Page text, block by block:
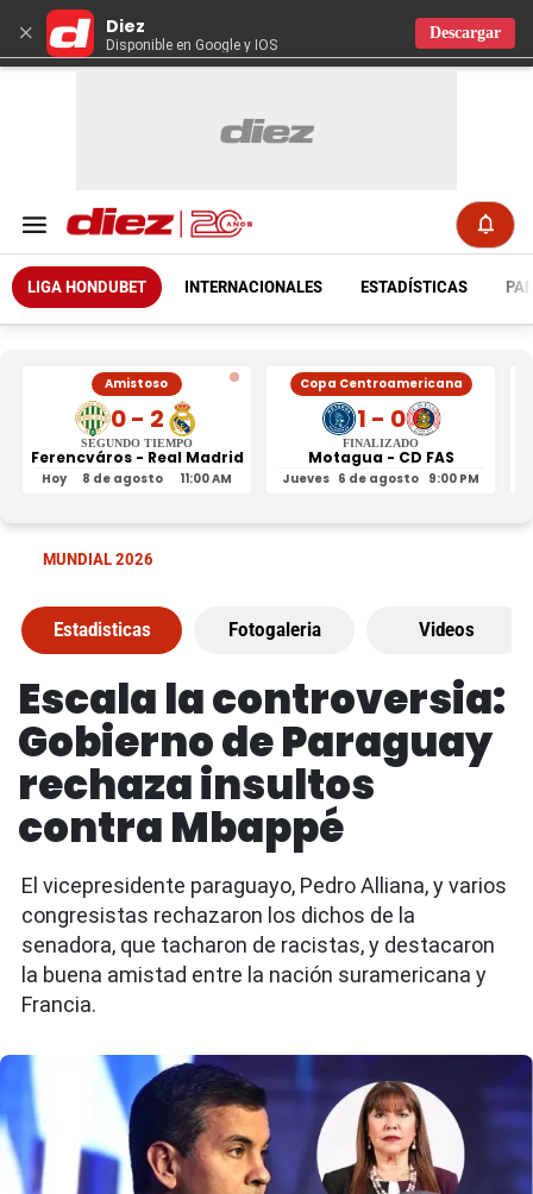
× Diez
Disponible en Google y IOS
Descargar
LIGA HONDUBET INTERNACIONALES ESTADÍSTICAS
Amistoso
0 - 2
SEGUNDO TIEMPO
Ferencváros - Real Madrid
Hoy 8 de agosto 11:00 AM
Copa Centroamericana
1 - 0
FINALIZADO
Motagua - CD FAS
Jueves 6 de agosto 9:00 PM
MUNDIAL 2026
Estadisticas Fotogaleria Videos
Escala la controversia:
Gobierno de Paraguay
rechaza insultos
contra Mbappé
El vicepresidente paraguayo, Pedro Alliana, y varios
congresistas rechazaron los dichos de la
senadora, que tacharon de racistas, y destacaron
la buena amistad entre la nación suramericana y
Francia.